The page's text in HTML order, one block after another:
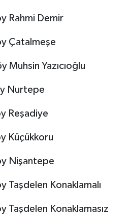
Rahmi Demir
Çatalmeşe
Muhsin Yazıcıoğlu
Nurtepe
Reşadiye
Küçükkoru
Nişantepe
Taşdelen Konaklamalı
Taşdelen Konaklamasız